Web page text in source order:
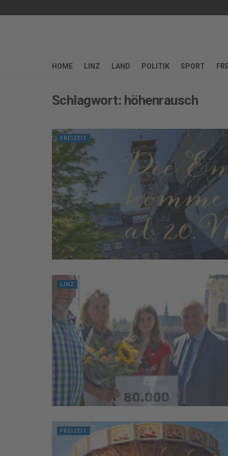
HOME LINZ LAND POLITIK SPORT
Schlagwort: höhenrausch
FREIZEIT
LINZ
FREIZEIT